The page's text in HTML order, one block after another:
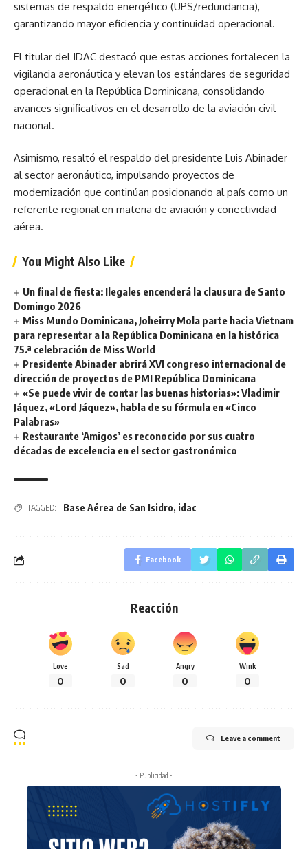
sistemas de respaldo energético (UPS/redundancia),
garantizando mayor eficiencia y continuidad operacional.
El titular del IDAC destacó que estas acciones fortalecen la
vigilancia aeronáutica y elevan los estándares de seguridad
operacional en la República Dominicana, consolidando
avances significativos en el desarrollo de la aviación civil
nacional.
Asimismo, resaltó el respaldo del presidente Luis Abinader
al sector aeronáutico, impulsando proyectos de
modernización que continúan posicionando al país como un
referente regional en materia de aviación y conectividad
aérea.
You Might Also Like
Un final de fiesta: Ilegales encenderá la clausura de Santo
Domingo 2026
Miss Mundo Dominicana, Joheirry Mola parte hacia Vietnam
para representar a la República Dominicana en la histórica
75.ª celebración de Miss World
Presidente Abinader abrirá XVI congreso internacional de
dirección de proyectos de PMI República Dominicana
«Se puede vivir de contar las buenas historias»: Vladimir
Jáquez, «Lord Jáquez», habla de su fórmula en «Cinco
Palabras»
Restaurante ‘Amigos’ es reconocido por sus cuatro
décadas de excelencia en el sector gastronómico
TAGGED: Base Aérea de San Isidro, idac
Facebook
Reacción
Love
0
Sad
0
Angry
0
Wink
0
Leave a comment
- Publicidad -